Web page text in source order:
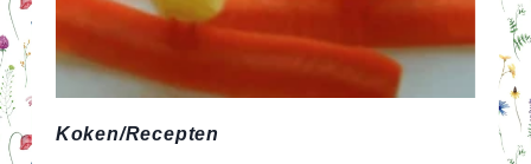
Koken/Recepten